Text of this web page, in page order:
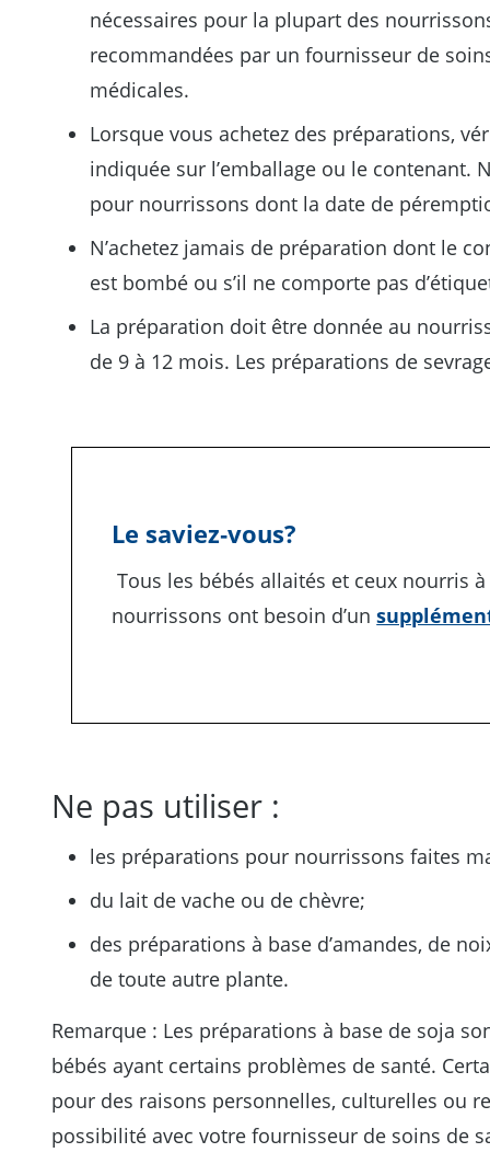
nécessaires pour la plupart des
recommandées par un fournisseur de
médicales.
Lorsque vous achetez des préparations,
indiquée sur l’emballage ou le contenant.
pour nourrissons dont la date de
N’achetez jamais de préparation dont le
est bombé ou s’il ne comporte pas
La préparation doit être donnée au
de 9 à 12 mois. Les préparations de
Le saviez‑vous?
Tous les bébés allaités et ceux nourris
nourrissons ont besoin d’un
Ne pas utiliser :
les préparations pour nourrissons faites
du lait de vache ou de chèvre;
des préparations à base d’amandes, de
de toute autre plante.
Remarque : Les préparations à base de soja
bébés ayant certains problèmes de santé.
pour des raisons personnelles, culturelles ou
possibilité avec votre fournisseur de soins de